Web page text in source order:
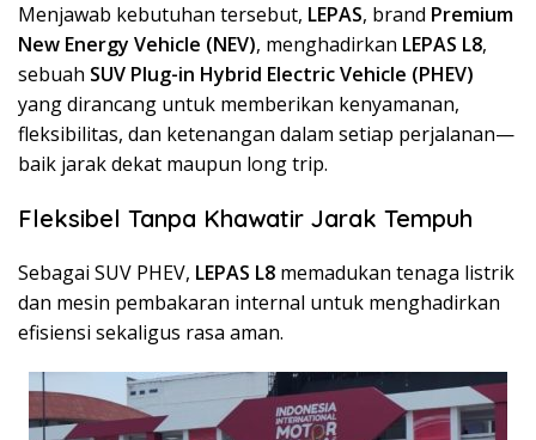
Menjawab kebutuhan tersebut, LEPAS, brand Premium
New Energy Vehicle (NEV), menghadirkan LEPAS L8,
sebuah SUV Plug-in Hybrid Electric Vehicle (PHEV)
yang dirancang untuk memberikan kenyamanan,
fleksibilitas, dan ketenangan dalam setiap perjalanan—
baik jarak dekat maupun long trip.
Fleksibel Tanpa Khawatir Jarak Tempuh
Sebagai SUV PHEV, LEPAS L8 memadukan tenaga listrik
dan mesin pembakaran internal untuk menghadirkan
efisiensi sekaligus rasa aman.